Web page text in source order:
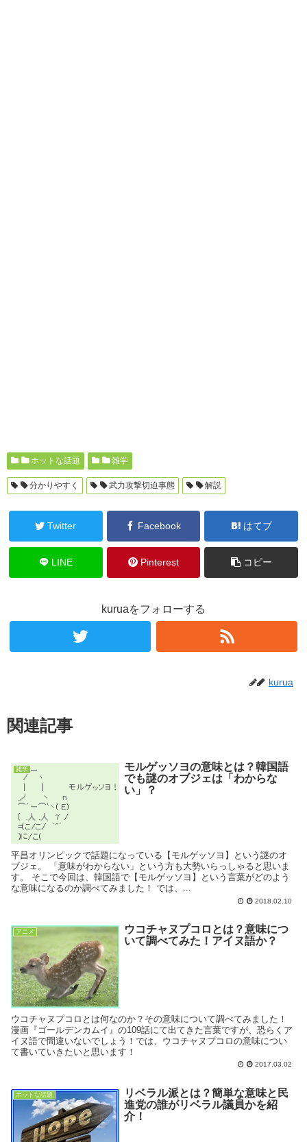
ホットな話題 雑学
分かりやすく 武力攻撃切迫事態 解説
Twitter Facebook はてブ
LINE Pinterest コピー
kuruaをフォローする
kurua
関連記事
雑学
モルゲッソヨの意味とは？韓国語
でも謎のオブジェは「わからな
い」？
平昌オリンピックで話題になっている【モルゲッソヨ】という謎のオ
ブジェ。 「意味がわからない」という方も大勢いらっしゃると思いま
す。 そこで今回は、韓国語で【モルゲッソヨ】という言葉がどのよう
な意味になるのか調べてみました！ では、...
2018.02.10
アニメ
ウコチャヌプコロとは？意味につ
いて調べてみた！アイヌ語か？
ウコチャヌプコロとは何なのか？その意味について調べてみました！
漫画『ゴールデンカムイ』の109話にて出てきた言葉ですが、恐らくア
イヌ語で間違いないでしょう！では、ウコチャヌプコロの意味につい
て書いていきたいと思います！
2017.03.02
ホットな話題
リベラル派とは？簡単な意味と民
進党の誰がリベラル議員かを紹
介！